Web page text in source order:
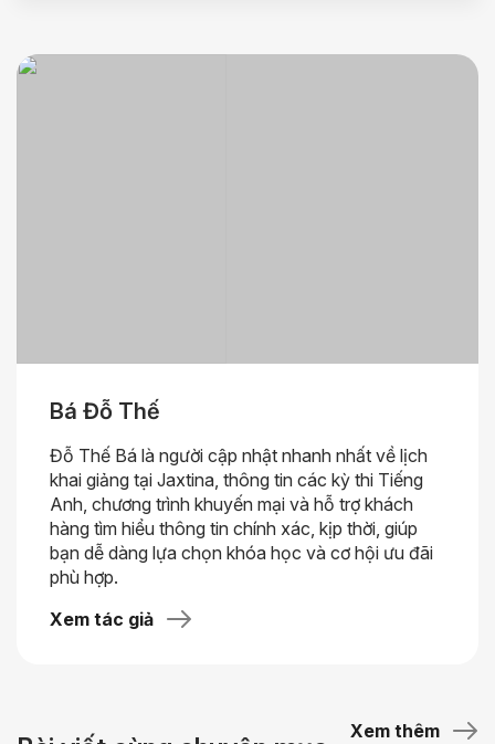
Bá Đỗ Thế
Đỗ Thế Bá là người cập nhật nhanh nhất về lịch
khai giảng tại Jaxtina, thông tin các kỳ thi Tiếng
Anh, chương trình khuyến mại và hỗ trợ khách
hàng tìm hiểu thông tin chính xác, kịp thời, giúp
bạn dễ dàng lựa chọn khóa học và cơ hội ưu đãi
phù hợp.
Xem tác giả
Xem thêm